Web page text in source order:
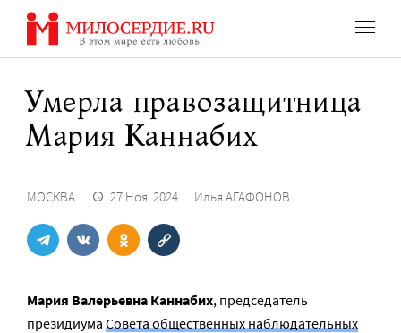
Перейти
содержанию
Умерла правозащитница
Мария Каннабих
МОСКВА 27 Ноя. 2024 Илья АГАФОНОВ
Мария Валерьевна Каннабих, председатель
президиума Совета общественных наблюдательных